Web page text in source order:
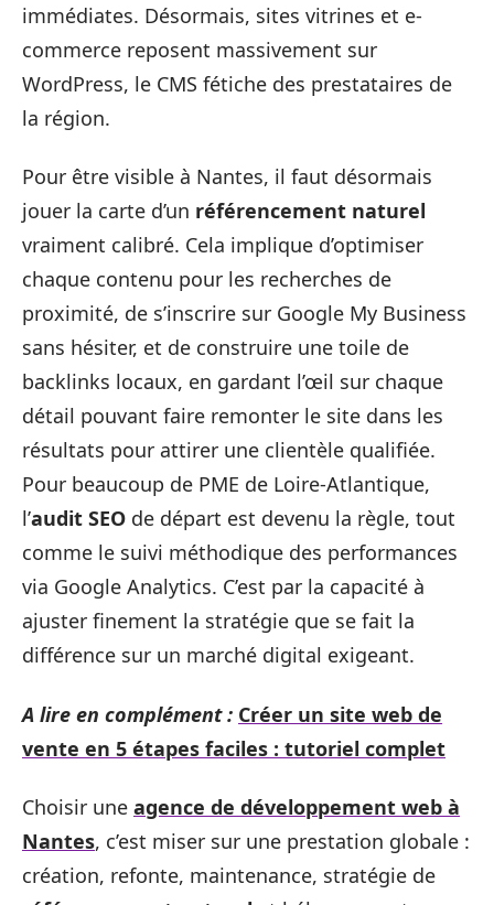
immédiates. Désormais, sites vitrines et e-
commerce reposent massivement sur
WordPress, le CMS fétiche des prestataires de
la région.
Pour être visible à Nantes, il faut désormais
jouer la carte d’un référencement naturel
vraiment calibré. Cela implique d’optimiser
chaque contenu pour les recherches de
proximité, de s’inscrire sur Google My Business
sans hésiter, et de construire une toile de
backlinks locaux, en gardant l’œil sur chaque
détail pouvant faire remonter le site dans les
résultats pour attirer une clientèle qualifiée.
Pour beaucoup de PME de Loire-Atlantique,
l’audit SEO de départ est devenu la règle, tout
comme le suivi méthodique des performances
via Google Analytics. C’est par la capacité à
ajuster finement la stratégie que se fait la
différence sur un marché digital exigeant.
A lire en complément : Créer un site web de
vente en 5 étapes faciles : tutoriel complet
Choisir une agence de développement web à
Nantes, c’est miser sur une prestation globale :
création, refonte, maintenance, stratégie de